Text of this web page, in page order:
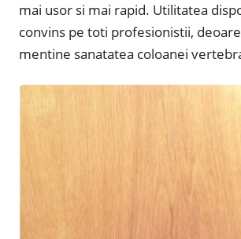
mai usor si mai rapid. Utilitatea
convins pe toti profesionistii,
mentine sanatatea coloanei